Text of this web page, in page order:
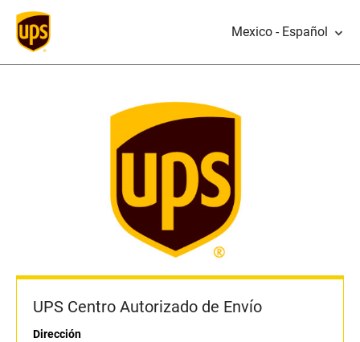
Mexico - Español
UPS Centro Autorizado de Envío
Dirección